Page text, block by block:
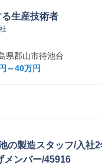
生産技術者
県郡山市待池台
～40万円
の製造スタッフ/入社
メンバー/45916